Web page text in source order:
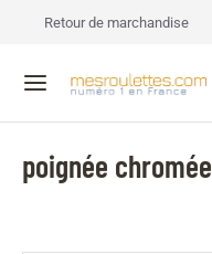
Retour de marchandise
poignée chromée